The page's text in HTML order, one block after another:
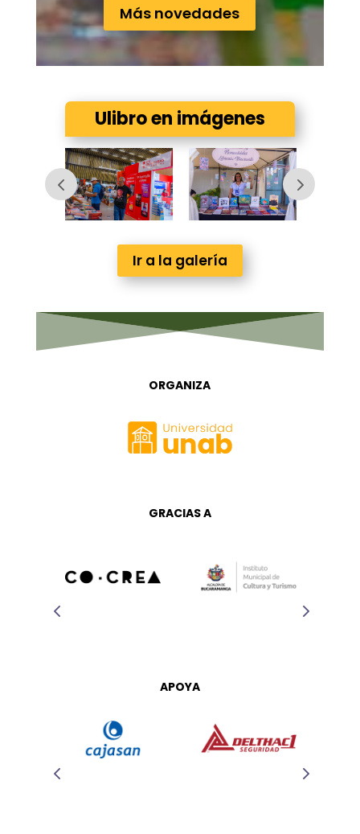
Más novedades
Ulibro en imágenes
Ir a la galería
ORGANIZA
GRACIAS A
APOYA